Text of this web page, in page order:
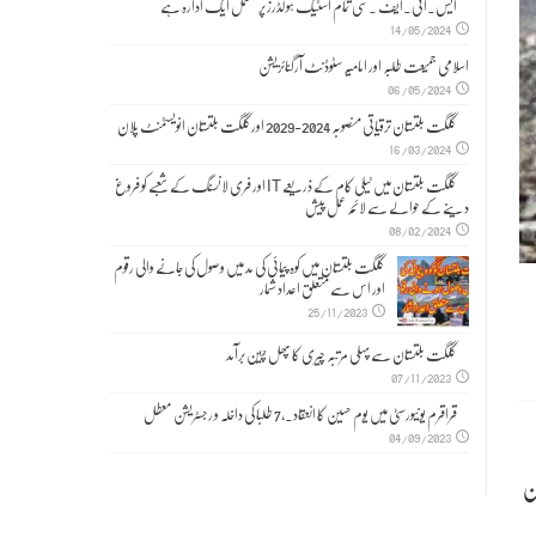
14/05/2024
اسلامی جمیعت طلبہ اور امامیہ سٹوڈنٹ آرگنائزیشن
06/05/2024
گلگت بلتستان ترقیاتی منصوبہ 2024-2029 اورگلگت بلتستان انویسٹمنٹ پلان
16/03/2024
گلگت بلتستان میں ٹیلی کام کے ذریعے IT اور فری لانسنگ کے شعبے کو فروغ
دینے کے حوالے سے لائحہ عمل پیش
08/02/2024
گلگت بلتستان میں کوہ پیمائی کی مد میں وصول کی جانے والی رقوم
اور اس سے متعلق اعداد شمار
25/11/2023
گلگت بلتستان سے پہلی مرتبہ چیری کا پھل چین برآمد
07/11/2023
قراقرم یونیورسٹی میں یوم حسین کا انعقاد۔,7 طلبا کی داخلہ و رجسٹریشن معطل
04/09/2023